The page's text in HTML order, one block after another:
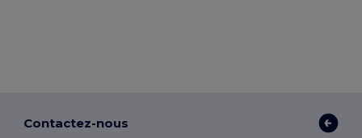
Contactez-nous